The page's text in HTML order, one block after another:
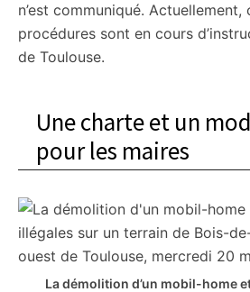
n’est communiqué. Actuellement,
procédures sont en cours
de Toulouse.
Une charte et un
pour les maires
La démolition d’un mobil-home